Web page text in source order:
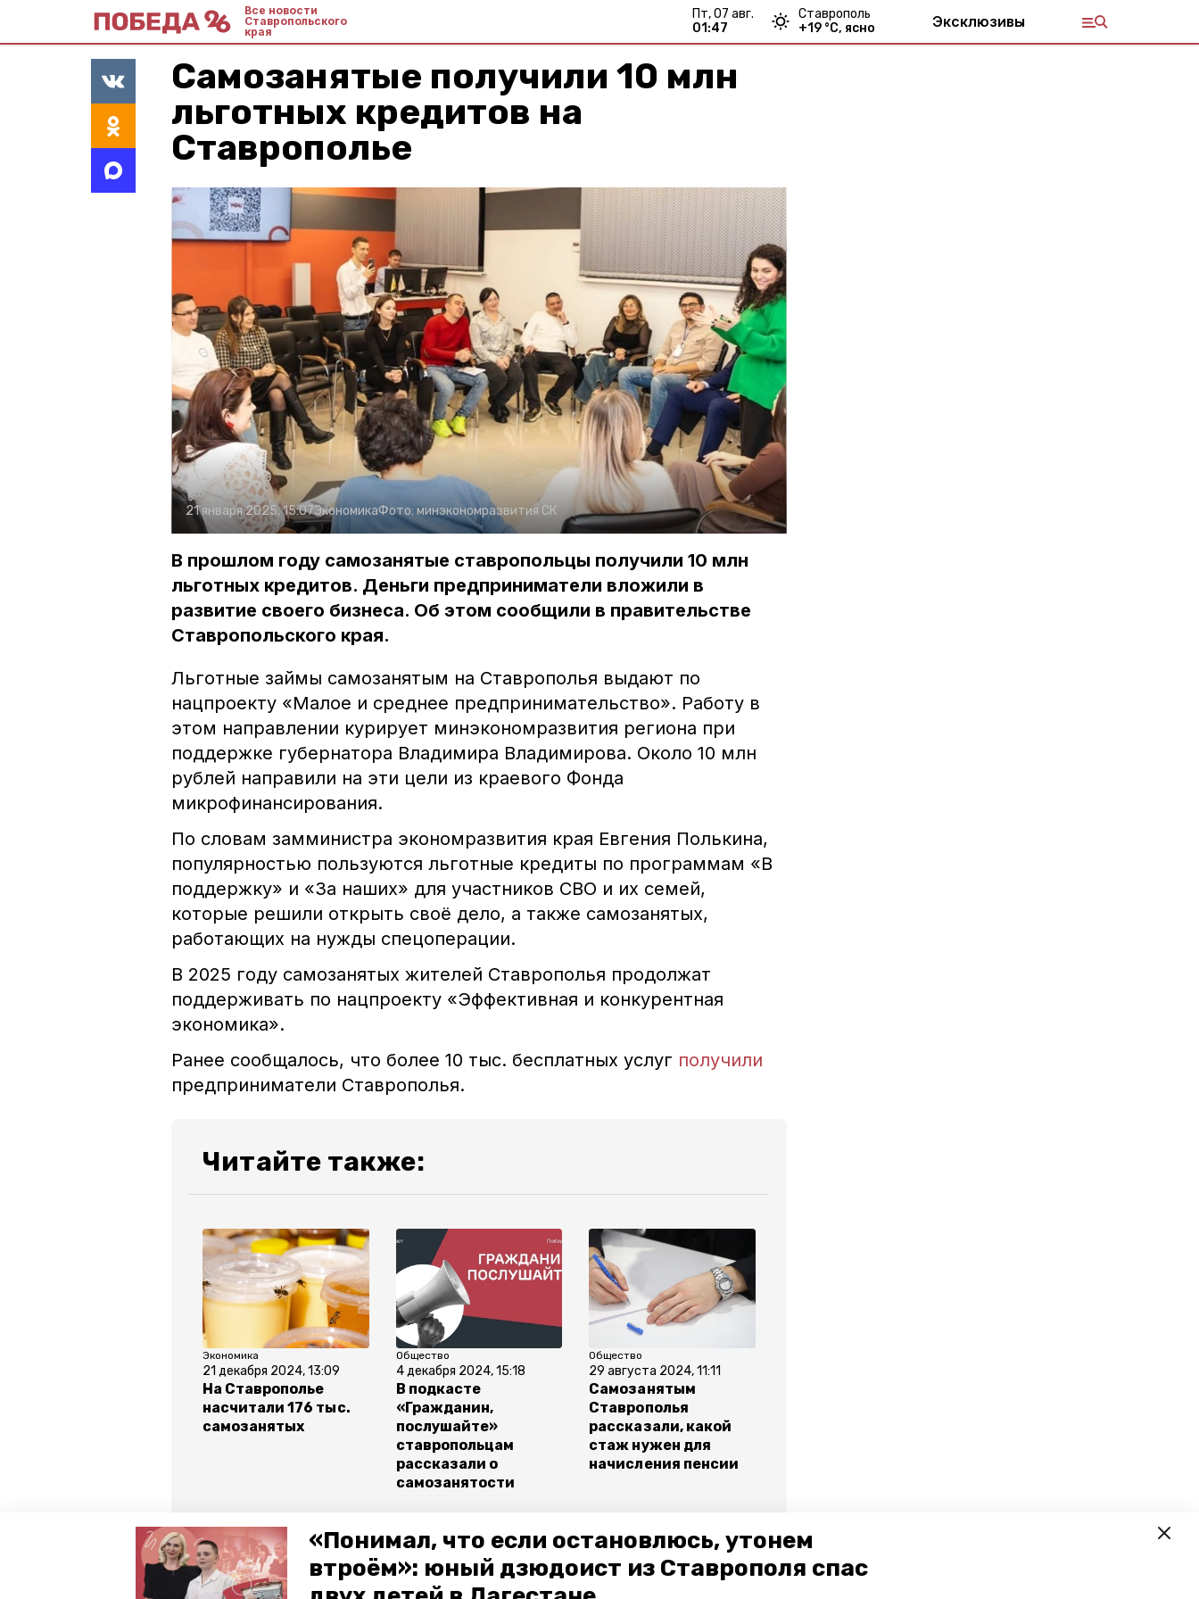
«Понимал, что если остановлюсь, утонем
втроём»: юный дзюдоист из Ставрополя спас
Все новости
Ставропольского
края
пт, 07 авг.
01:47
Ставрополь
+19 °С, ясно Эксклюзивы
Самозанятые получили 10 млн
льготных кредитов на
Ставрополье
21 января 2025, 15:07ЭкономикаФото: минэкономразвития СК
В прошлом году самозанятые ставропольцы получили 10 млн
льготных кредитов. Деньги предприниматели вложили в
развитие своего бизнеса. Об этом сообщили в правительстве
Ставропольского края.
Льготные займы самозанятым на Ставрополья выдают по
нацпроекту «Малое и среднее предпринимательство». Работу в
этом направлении курирует минэкономразвития региона при
поддержке губернатора Владимира Владимирова. Около 10 млн
рублей направили на эти цели из краевого Фонда
микрофинансирования.
По словам замминистра экономразвития края Евгения Полькина,
популярностью пользуются льготные кредиты по программам «В
поддержку» и «За наших» для участников СВО и их семей,
которые решили открыть своё дело, а также самозанятых,
работающих на нужды спецоперации.
В 2025 году самозанятых жителей Ставрополья продолжат
поддерживать по нацпроекту «Эффективная и конкурентная
экономика».
Ранее сообщалось, что более 10 тыс. бесплатных услуг получили
предприниматели Ставрополья.
Читайте также:
Экономика
21 декабря 2024, 13:09
На Ставрополье
насчитали 176 тыс.
самозанятых
Общество
4 декабря 2024, 15:18
В подкасте
«Гражданин,
послушайте»
ставропольцам
рассказали о
самозанятости
Общество
29 августа 2024, 11:11
Самозанятым
Ставрополья
рассказали, какой
стаж нужен для
начисления пенсии
Все новости
ставропольский край самозанятые льготные кредиты